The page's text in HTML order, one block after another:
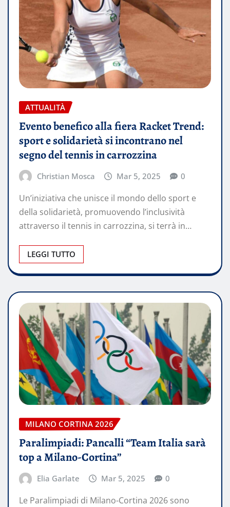
ATTUALITÀ
Evento benefico alla fiera Racket Trend:
sport e solidarietà si incontrano nel
segno del tennis in carrozzina
Christian Mosca Mar 5, 2025 0
Un’iniziativa che unisce il mondo dello sport e
della solidarietà, promuovendo l’inclusività
attraverso il tennis in carrozzina, si terrà in…
LEGGI TUTTO
MILANO CORTINA 2026
Paralimpiadi: Pancalli “Team Italia sarà
top a Milano-Cortina”
Elia Garlate Mar 5, 2025 0
Le Paralimpiadi di Milano-Cortina 2026 sono